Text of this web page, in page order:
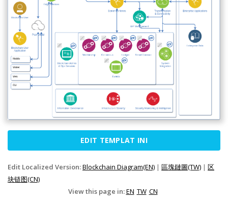
EDIT TEMPLAT INI
Edit Localized Version:Blockchain Diagram(EN) | 區塊鏈圖(TW) | 区
块链图(CN)
View this page in:EN TW CN